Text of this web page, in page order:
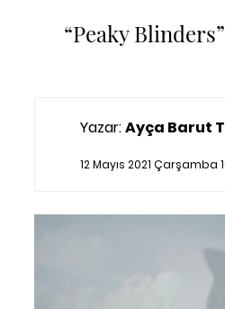
“Peaky
Yazar:Ayça Barut
12 Mayıs 2021 Çarşamba